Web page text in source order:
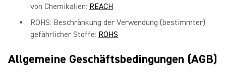
von Chemikalien: REACH
ROHS: Beschränkung der Verwendung (bestimmter)
gefährlicher Stoffe: ROHS
Allgemeine Geschäftsbedingungen (AGB)